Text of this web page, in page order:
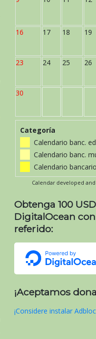
16 17 18 19
23 24 25 26
30
Categoría
Calendario banc.
Calendario banc.
Calendario
Calendar developed
Obtenga 100
DigitalOcean
referido:
¡Aceptamos
¡Considere instalar